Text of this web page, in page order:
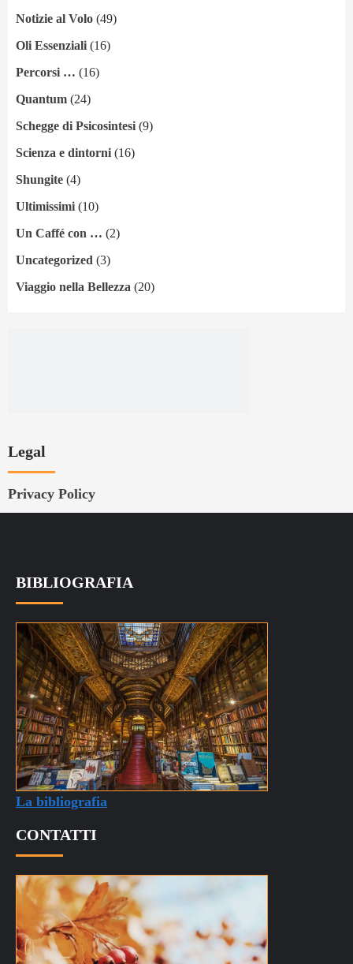
Notizie al Volo (49)
Oli Essenziali (16)
Percorsi … (16)
Quantum (24)
Schegge di Psicosintesi (9)
Scienza e dintorni (16)
Shungite (4)
Ultimissimi (10)
Un Caffé con … (2)
Uncategorized (3)
Viaggio nella Bellezza (20)
Legal
Privacy Policy
BIBLIOGRAFIA
La bibliografia
CONTATTI